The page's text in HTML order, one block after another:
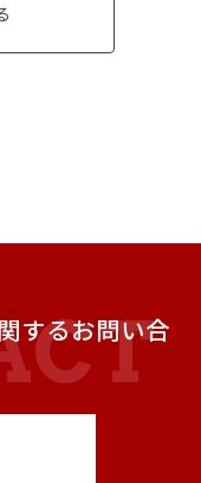
するお問い合